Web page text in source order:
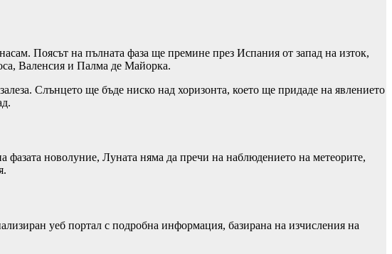
Поясът на пълната фаза ще премине през Испания от запад на изток,
Валенсия и Палма де Майорка.
Слънцето ще бъде ниско над хоризонта, което ще придаде на явлението
новолуние, Луната няма да пречи на наблюдението на метеорите,
уеб портал с подробна информация, базирана на изчисления на